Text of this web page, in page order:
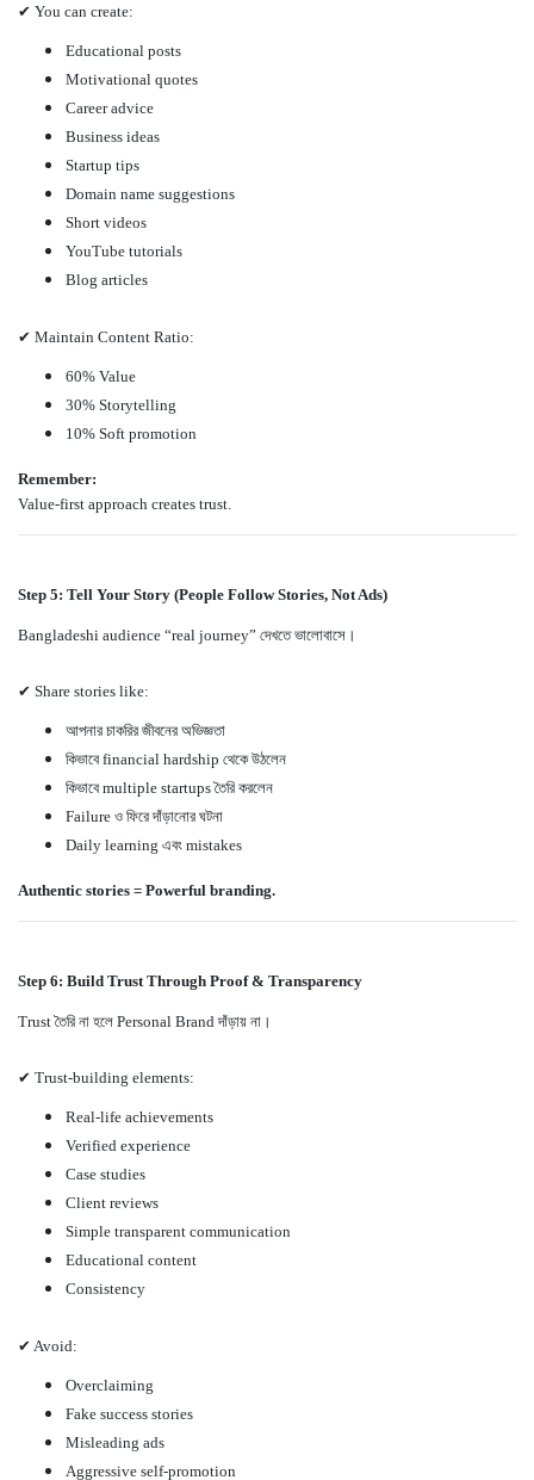
✔ You can create:
Educational posts
Motivational quotes
Career advice
Business ideas
Startup tips
Domain name suggestions
Short videos
YouTube tutorials
Blog articles
✔ Maintain Content Ratio:
60% Value
30% Storytelling
10% Soft promotion
Remember:
Value-first approach creates trust.
Step 5: Tell Your Story (People Follow Stories, Not Ads)
Bangladeshi audience “real journey” দেখতে ভালোবাসে।
✔ Share stories like:
আপনার চাকরির জীবনের অভিজ্ঞতা
কিভাবে financial hardship থেকে উঠলেন
কিভাবে multiple startups তৈরি করলেন
Failure ও ফিরে দাঁড়ানোর ঘটনা
Daily learning এবং mistakes
Authentic stories = Powerful branding.
Step 6: Build Trust Through Proof & Transparency
Trust তৈরি না হলে Personal Brand দাঁড়ায় না।
✔ Trust-building elements:
Real-life achievements
Verified experience
Case studies
Client reviews
Simple transparent communication
Educational content
Consistency
✔ Avoid:
Overclaiming
Fake success stories
Misleading ads
Aggressive self-promotion